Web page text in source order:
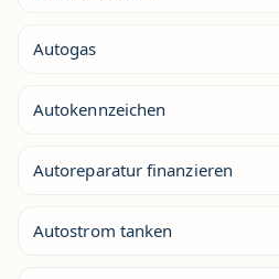
Autogas
Autokennzeichen
Autoreparatur finanzieren
Autostrom tanken